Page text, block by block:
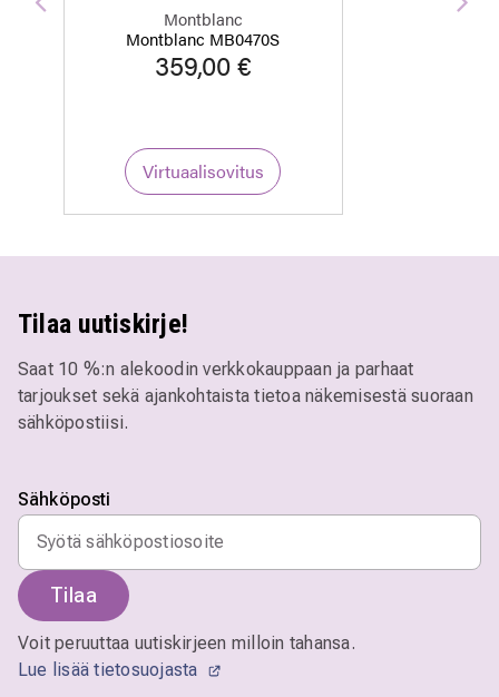
Montblanc
Montblanc MB0470S
359,00 €
Virtuaalisovitus
Edellinen
Tilaa uutiskirje!
Saat 10 %:n alekoodin verkkokauppaan ja parhaat
tarjoukset sekä ajankohtaista tietoa näkemisestä suoraan
sähköpostiisi.
Sähköposti
Tilaa
Voit peruuttaa uutiskirjeen milloin tahansa.
Lue lisää tietosuojasta